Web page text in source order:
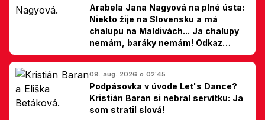
Arabela Jana Nagyová na plné ústa:
Niekto žije na Slovensku a má
chalupu na Maldivách... Ja chalupy
nemám, baráky nemám! Odkaz
Slovákom
09. aug. 2026 o 02:45
Podpásovka v úvode Let's Dance?
Kristián Baran si nebral servítku: Ja
som stratil slová!